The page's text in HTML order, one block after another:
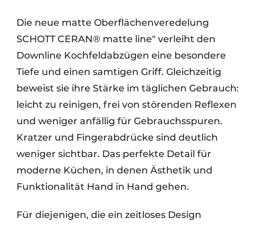
Die neue matte Oberflächenveredelung
SCHOTT CERAN® matte line" verleiht den
Downline Kochfeldabzügen eine besondere
Tiefe und einen samtigen Griff. Gleichzeitig
beweist sie ihre Stärke im täglichen Gebrauch:
leicht zu reinigen, frei von störenden Reflexen
und weniger anfällig für Gebrauchsspuren.
Kratzer und Fingerabdrücke sind deutlich
weniger sichtbar. Das perfekte Detail für
moderne Küchen, in denen Ästhetik und
Funktionalität Hand in Hand gehen.
Für diejenigen, die ein zeitloses Design